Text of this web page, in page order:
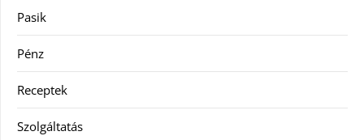
Pasik
Pénz
Receptek
Szolgáltatás